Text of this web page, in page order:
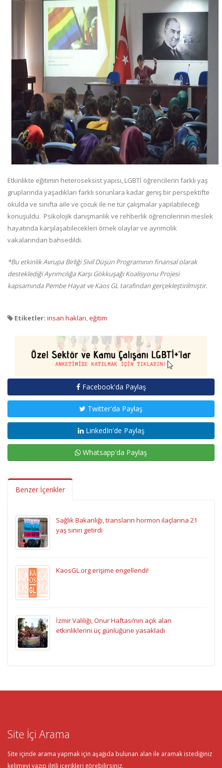
Etkinlikte eğitimin heteroseksist yapısı, LGBTİ öğrencilerin farklı yaş
gruplarında yaşadıkları farklı sorunlara kadar geniş bir perspektifte
okulda ve sınıfta aile ve çocuk ile ne tür çalışmalar yapılabileceği
konuşuldu. Psikolojik danışmanlık ve rehberlik öğrencilerinin meslek
hayatında karşılaşabilecekleri örnek olaylar ve ayrımcılık
vakalarından bahsedildi.
*Bu etkinlik Avrupa Birliği Sivil Düşün Programının finansal olarak
desteklediği Ayrımcılığa Karşı Gökkuşağı Koalisyonu Projesi
kapsamında Pembe Hayat ve Kaos GL tarafından gerçekleştirilmiştir.
Etiketler: insan hakları,eğitim
Facebook'da Paylaş
Twitter'da Paylaş
LinkedIn'de Paylaş
Whatsapp'da Paylaş
Benzer İçerikler
Sağlık Bakanlığı, transların hormon ilaçlarına 21
yaş sınırı getirdi
KaosGL.org erişime engellendi!
İzmir Valiliği, Onur Haftası’nın açık alan
etkinliklerini üç günlüğüne yasakladı
Site İçi Arama
Site içinde arama yapmak için aşağıda bulunan alan ile aramak istediğiniz
kelimeyi yazıp ilgili içerikleri görebilirsiniz.